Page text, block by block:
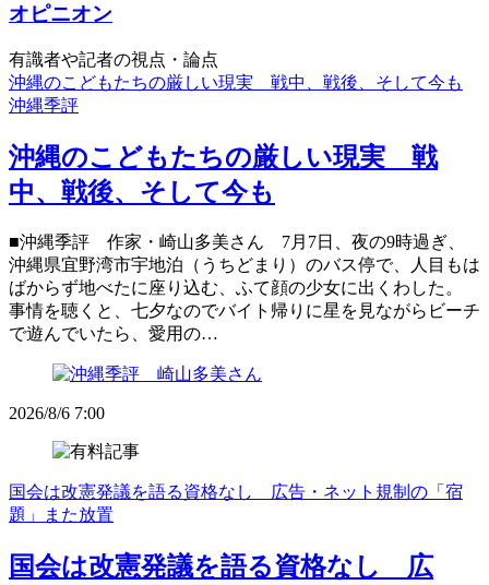
オピニオン
有識者や記者の視点・論点
沖縄のこどもたちの厳しい現実 戦中、戦後、そして今も
沖縄季評
沖縄のこどもたちの厳しい現実 戦
中、戦後、そして今も
■沖縄季評 作家・崎山多美さん 7月7日、夜の9時過ぎ、
沖縄県宜野湾市宇地泊（うちどまり）のバス停で、人目もは
ばからず地べたに座り込む、ふて顔の少女に出くわした。
事情を聴くと、七夕なのでバイト帰りに星を見ながらビーチ
で遊んでいたら、愛用の…
2026/8/6 7:00
国会は改憲発議を語る資格なし 広告・ネット規制の「宿
題」また放置
国会は改憲発議を語る資格なし 広